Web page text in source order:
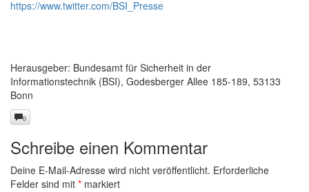
https://www.twitter.com/BSI_Presse
Herausgeber: Bundesamt für Sicherheit in der
Informationstechnik (BSI), Godesberger Allee 185-189, 53133
Bonn
0
Schreibe einen Kommentar
Deine E-Mail-Adresse wird nicht veröffentlicht. Erforderliche
Felder sind mit * markiert